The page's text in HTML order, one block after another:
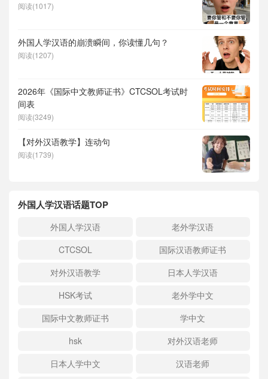
阅读(1017)
外国人学汉语的崩溃瞬间，你读懂几句？
阅读(1207)
2026年《国际中文教师证书》CTCSOL考试时
间表
阅读(3249)
【对外汉语教学】连动句
阅读(1739)
外国人学汉语话题TOP
外国人学汉语
老外学汉语
CTCSOL
国际汉语教师证书
对外汉语教学
日本人学汉语
HSK考试
老外学中文
国际中文教师证书
学中文
hsk
对外汉语老师
日本人学中文
汉语老师